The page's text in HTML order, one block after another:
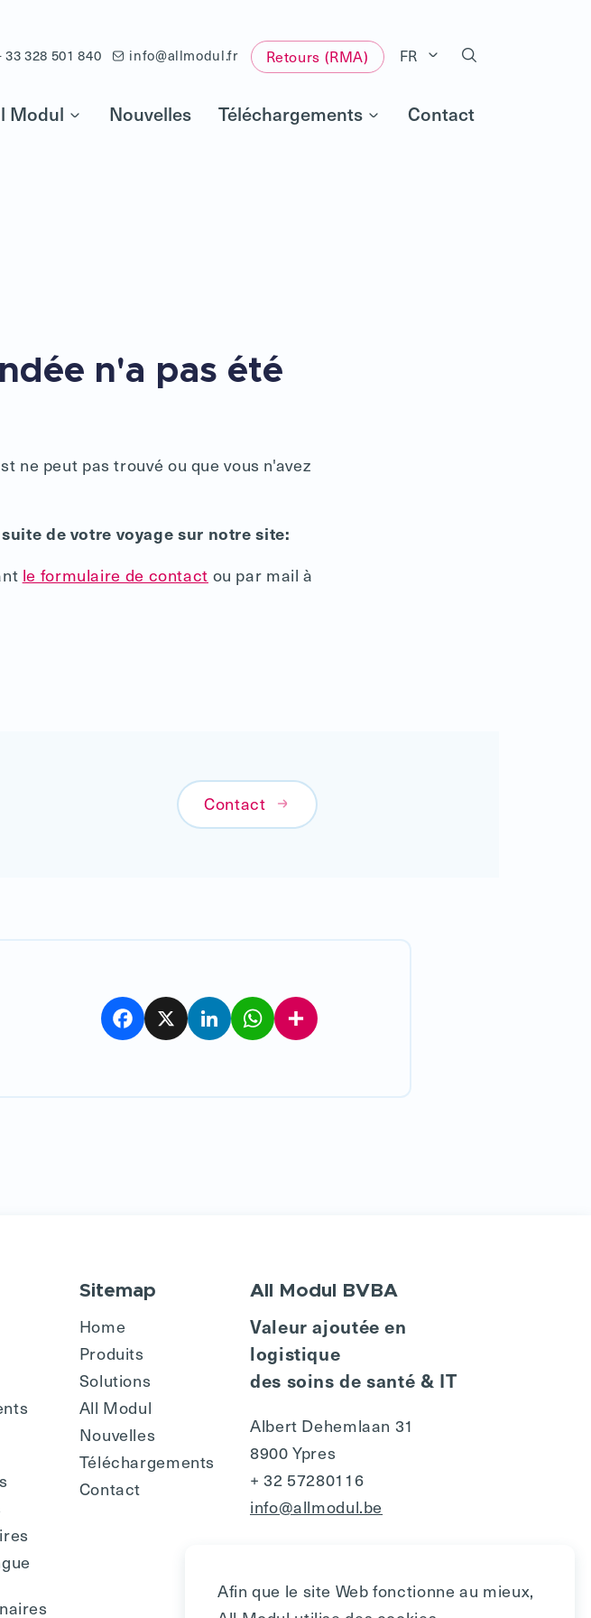
Afin que le site Web fonctionne au mieux,
33 328 501 840 info@allmodul.fr Retours (RMA) FR
Modul Nouvelles Téléchargements Contact
n'a pas été
ne peut pas trouvé ou que vous n'avez
de votre voyage sur notre site:
le formulaire de contact ou par mail à
Contact
Facebook LinkedInWhatsAppPartager
Sitemap
Home
Produits
Solutions
All Modul
Nouvelles
Téléchargements
Contact
All Modul BVBA
Valeur ajoutée en
logistique
des soins de santé & IT
Albert Dehemlaan 31
8900 Ypres
+ 32 57280116
info@allmodul.be